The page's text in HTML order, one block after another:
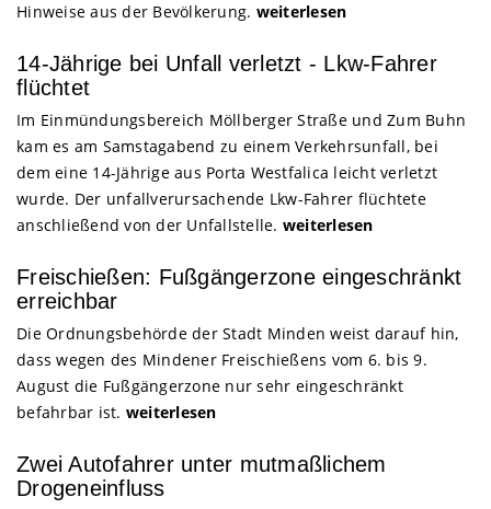
Hinweise aus der Bevölkerung. weiterlesen
14-Jährige bei Unfall verletzt - Lkw-Fahrer
flüchtet
Im Einmündungsbereich Möllberger Straße und Zum Buhn
kam es am Samstagabend zu einem Verkehrsunfall, bei
dem eine 14-Jährige aus Porta Westfalica leicht verletzt
wurde. Der unfallverursachende Lkw-Fahrer flüchtete
anschließend von der Unfallstelle. weiterlesen
Freischießen: Fußgängerzone eingeschränkt
erreichbar
Die Ordnungsbehörde der Stadt Minden weist darauf hin,
dass wegen des Mindener Freischießens vom 6. bis 9.
August die Fußgängerzone nur sehr eingeschränkt
befahrbar ist. weiterlesen
Zwei Autofahrer unter mutmaßlichem
Drogeneinfluss